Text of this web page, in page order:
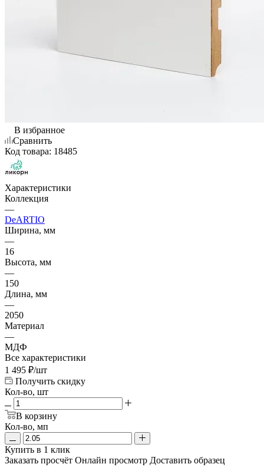
В избранное
Сравнить
Код товара: 18485
Характеристики
Коллекция
—
DeARTIO
Ширина, мм
—
16
Высота, мм
—
150
Длина, мм
—
2050
Материал
—
МДФ
Все характеристики
1 495 ₽/шт
Получить скидку
Кол-во, шт
В корзину
Кол-во, мп
Купить в 1 клик
Заказать просчёт Онлайн просмотр Доставить образец